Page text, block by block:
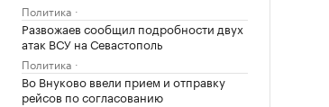
Политика
Развожаев сообщил подробности двух
атак ВСУ на Севастополь
Политика
Во Внуково ввели прием и отправку
рейсов по согласованию